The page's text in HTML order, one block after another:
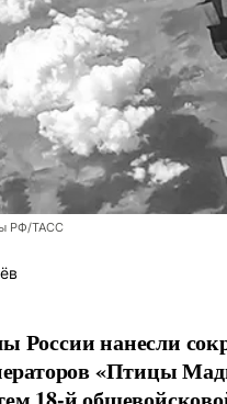
РФ/ТАСС
России нанесли
«Птицы